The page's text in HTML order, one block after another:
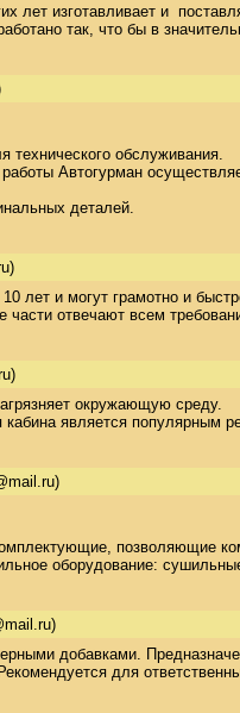
изготавливает и
так, что бы в
технического обслуживания.
Автогурман
деталей.
лет и могут грамотно и
отвечают всем
окружающую среду.
является популярным
позволяющие
оборудование:
добавками.
для